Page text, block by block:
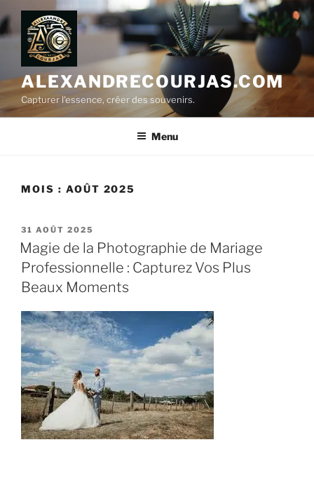
Aller
au
contenu
principal
ALEXANDRECOURJAS.COM
Capturer l'essence, créer des souvenirs.
Menu
MOIS : AOÛT 2025
PUBLIÉ
LE
31 AOÛT 2025
Magie de la Photographie de Mariage
Professionnelle : Capturez Vos Plus
Beaux Moments